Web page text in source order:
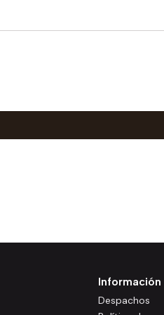
Información
Despachos